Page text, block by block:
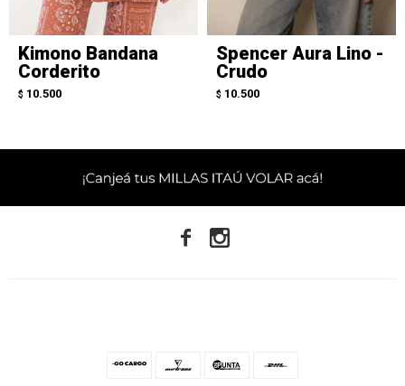
Kimono Bandana
Corderito
$ 10.500
Spencer Aura Lino -
Crudo
$ 10.500
 